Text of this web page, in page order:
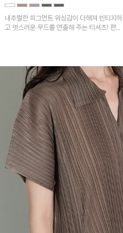
내추럴한 피그먼트 워싱감이 더해져 빈티지하
고 멋스러운 무드를 연출해 주는 티셔츠! 편안